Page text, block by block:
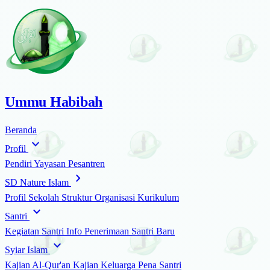
Ummu Habibah
Beranda
Profil
expand_more
Pendiri Yayasan Pesantren
SD Nature Islam
chevron_right
Profil Sekolah Struktur Organisasi Kurikulum
Santri
expand_more
Kegiatan Santri Info Penerimaan Santri Baru
Syiar Islam expand_more
Kajian Al-Qur'an Kajian Keluarga Pena Santri